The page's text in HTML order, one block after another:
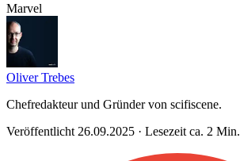
Marvel
Oliver Trebes
Chefredakteur und Gründer von scifiscene.
Veröffentlicht 26.09.2025 · Lesezeit ca. 2 Min.